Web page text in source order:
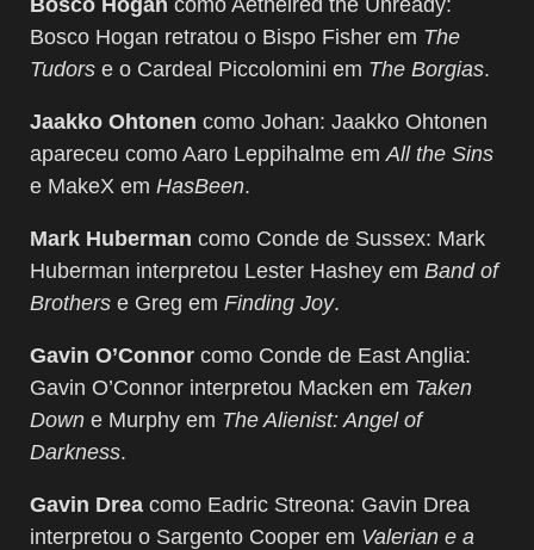
Bosco Hogan retratou o Bispo Fisher em The
Tudors e o Cardeal Piccolomini em The Borgias.
Jaakko Ohtonen como Johan: Jaakko Ohtonen
apareceu como Aaro Leppihalme em All the Sins
e MakeX em HasBeen.
Mark Huberman como Conde de Sussex: Mark
Huberman interpretou Lester Hashey em Band of
Brothers e Greg em Finding Joy.
Gavin O’Connor como Conde de East Anglia:
Gavin O’Connor interpretou Macken em Taken
Down e Murphy em The Alienist: Angel of
Darkness.
Gavin Drea como Eadric Streona: Gavin Drea
interpretou o Sargento Cooper em Valerian e a